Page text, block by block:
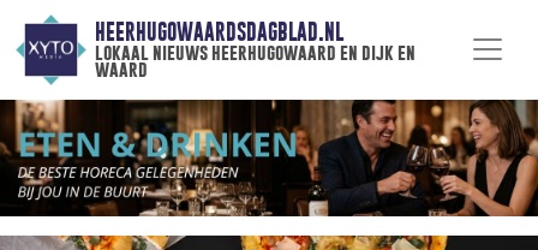
HEERHUGOWAARDSDAGBLAD.NL
lokaal nieuws heerhugowaard en dijk en
waard